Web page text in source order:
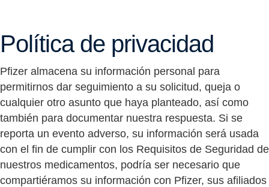
Política de privacidad
Pfizer almacena su información personal para
permitirnos dar seguimiento a su solicitud, queja o
cualquier otro asunto que haya planteado, así como
también para documentar nuestra respuesta. Si se
reporta un evento adverso, su información será usada
con el fin de cumplir con los Requisitos de Seguridad de
nuestros medicamentos, podría ser necesario que
compartiéramos su información con Pfizer, sus afiliados